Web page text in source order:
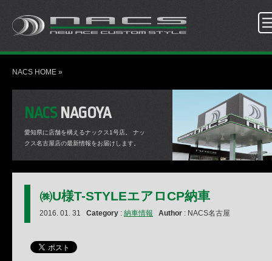
NACS HOME »
NACSNAGOYA
愛知県に店舗を構えるナックス1号店。
ナッ
クス名古屋店の最新情報をお届けします。
㈱U様T-STYLEエアロCP納車
2016. 01. 31 Category : 納車情報 Author : NACS名古屋